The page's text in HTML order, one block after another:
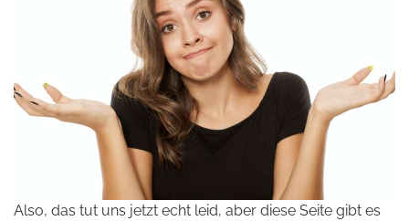
Also, das tut uns jetzt echt leid, aber diese Seite gibt es